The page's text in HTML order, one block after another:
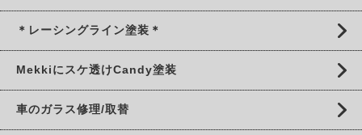
＊レーシングライン塗装＊
Mekkiにスケ透けCandy塗装
車のガラス修理/取替